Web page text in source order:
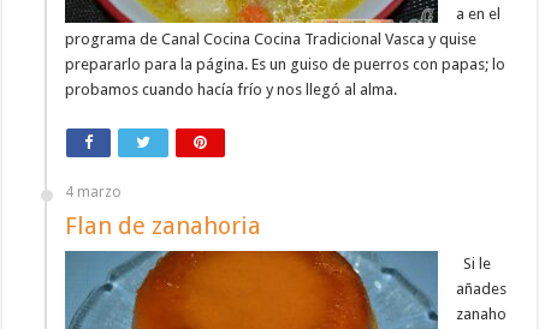
a en el
programa de Canal Cocina Cocina Tradicional Vasca y quise
prepararlo para la página. Es un guiso de puerros con papas; lo
probamos cuando hacía frío y nos llegó al alma.
4 marzo
Flan de zanahoria
Si le
añades
zanaho